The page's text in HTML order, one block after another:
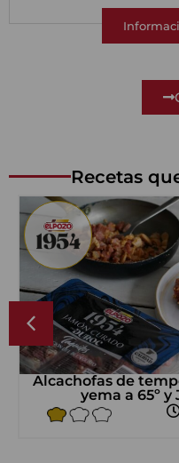
Recetas
Alcachofas de
yema a 65º y